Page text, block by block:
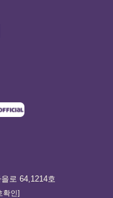
로 64,1214호
확인]